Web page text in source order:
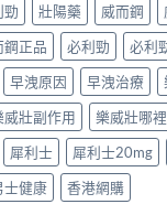
勁 壯陽藥 威而鋼
鋼正品 必利勁 必利
早洩原因 早洩治療
威壯副作用 樂威壯哪
犀利士 犀利士20mg
士健康 香港網購